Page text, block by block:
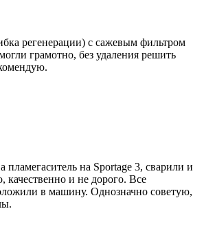
регенерации) с сажевым фильтром
грамотно, без удаления решить
пламегаситель на Sportage 3, сварили и
качественно и не дорого. Все
в машину. Однозначно советую,